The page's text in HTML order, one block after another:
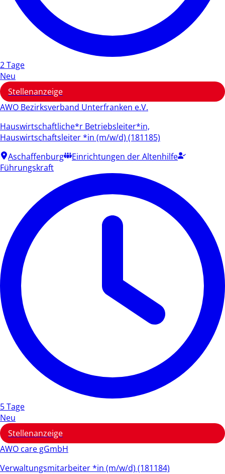
2 Tage
Neu
Stellenanzeige
AWO Bezirksverband Unterfranken e.V.
Hauswirtschaftliche*r Betriebsleiter*in,
Hauswirtschaftsleiter *in (m/w/d) (181185)
Aschaffenburg
Einrichtungen der Altenhilfe
Führungskraft
5 Tage
Neu
Stellenanzeige
AWO care gGmbH
Verwaltungsmitarbeiter *in (m/w/d) (181184)